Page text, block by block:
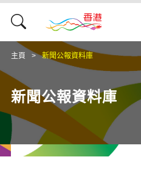
主頁 新聞公報資料庫
新聞公報資料庫